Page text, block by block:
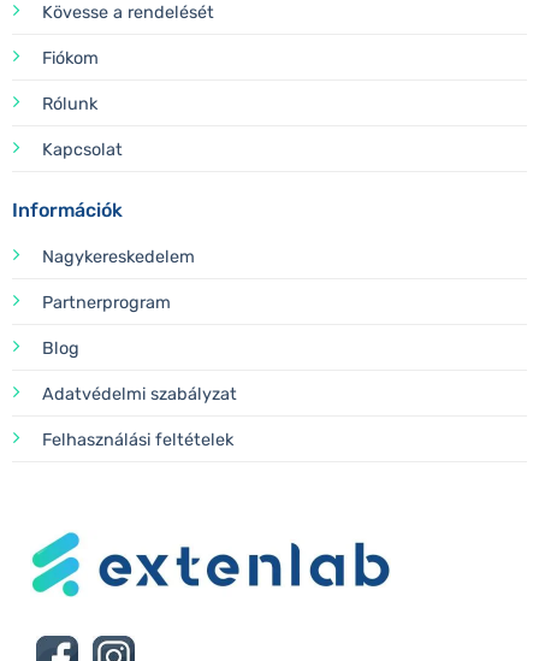
Kövesse a rendelését
Fiókom
Rólunk
Kapcsolat
Információk
Nagykereskedelem
Partnerprogram
Blog
Adatvédelmi szabályzat
Felhasználási feltételek